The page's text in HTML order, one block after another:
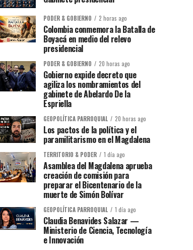
PODER & GOBIERNO 2 horas ago
Colombia conmemora la Batalla de
Boyacá en medio del relevo
presidencial
PODER & GOBIERNO 20 horas ago
Gobierno expide decreto que
agiliza los nombramientos del
gabinete de Abelardo De la
Espriella
GEOPOLÍTICA PARROQUIAL 20 horas ago
Los pactos de la política y el
paramilitarismo en el Magdalena
TERRITORIO & PODER 1 día ago
Asamblea del Magdalena aprueba
creación de comisión para
preparar el Bicentenario de la
muerte de Simón Bolívar
GEOPOLÍTICA PARROQUIAL 1 día ago
Claudia Benavides Salazar —
Ministerio de Ciencia, Tecnología
e Innovación